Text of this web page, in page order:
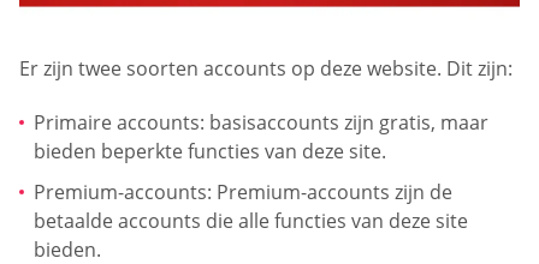
Er zijn twee soorten accounts op deze website. Dit zijn:
Primaire accounts: basisaccounts zijn gratis, maar
bieden beperkte functies van deze site.
Premium-accounts: Premium-accounts zijn de
betaalde accounts die alle functies van deze site
bieden.